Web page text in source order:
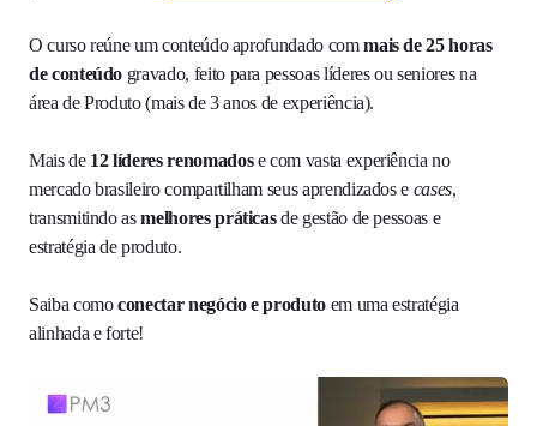
O curso reúne um conteúdo aprofundado commais de 25 horas
de conteúdo gravado, feito para pessoas líderes ou seniores na
área de Produto (mais de 3 anos de experiência).
Mais de12 líderes renomadose com vasta experiência no
mercado brasileiro compartilham seus aprendizados e cases,
transmitindo asmelhores práticasde gestão de pessoas e
estratégia de produto.
Saiba comoconectar negócio e produto em uma estratégia
alinhada e forte!